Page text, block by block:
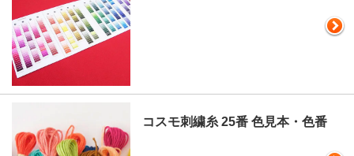
コスモ刺繍糸 25番 色見本・色番